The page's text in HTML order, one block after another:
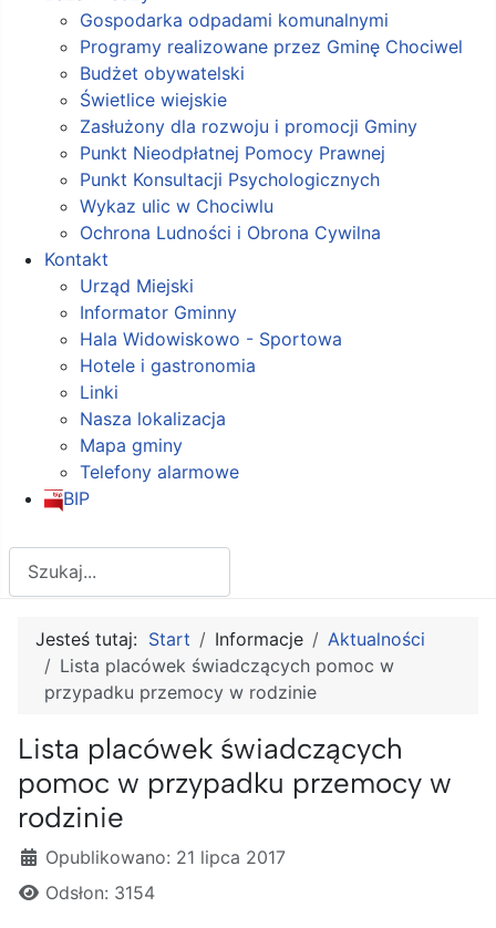
Gospodarka odpadami komunalnymi
Programy realizowane przez Gminę Chociwel
Budżet obywatelski
Świetlice wiejskie
Zasłużony dla rozwoju i promocji Gminy
Punkt Nieodpłatnej Pomocy Prawnej
Punkt Konsultacji Psychologicznych
Wykaz ulic w Chociwlu
Ochrona Ludności i Obrona Cywilna
Kontakt
Urząd Miejski
Informator Gminny
Hala Widowiskowo - Sportowa
Hotele i gastronomia
Linki
Nasza lokalizacja
Mapa gminy
Telefony alarmowe
BIP
Jesteś tutaj: Start Informacje
Aktualności
Lista placówek świadczących pomoc w
przypadku przemocy w rodzinie
Lista placówek świadczących
pomoc w przypadku przemocy w
rodzinie
Szczegóły
Opublikowano: 21 lipca 2017
Odsłon: 3154